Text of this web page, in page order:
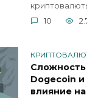
10
Сложность
Dogecoin и
влияние